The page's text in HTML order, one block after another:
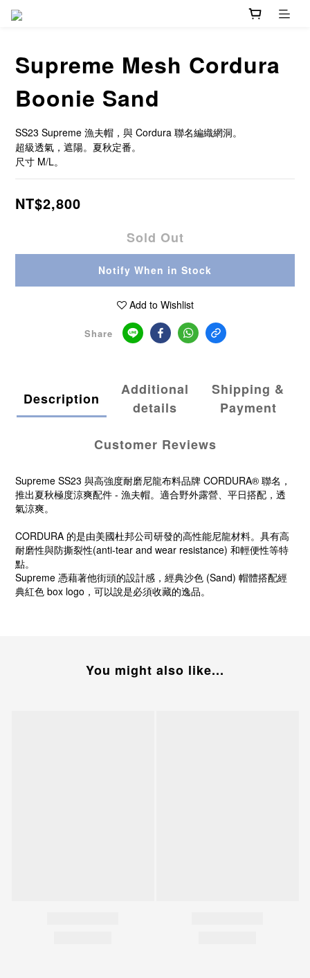
Supreme Mesh Cordura
Boonie Sand
SS23 Supreme 漁夫帽，與 Cordura 聯名編織網洞。
超級透氣，遮陽。夏秋定番。
尺寸 M/L。
NT$2,800
Sold Out
Notify When in Stock
Add to Wishlist
Share
Description
Additional
details
Shipping &
Payment
Customer Reviews
Supreme SS23 與高強度耐磨尼龍布料品牌 CORDURA® 聯名，
推出夏秋極度涼爽配件 - 漁夫帽。適合野外露營、平日搭配，透
氣涼爽。
CORDURA 的是由美國杜邦公司研發的高性能尼龍材料。具有高
耐磨性與防撕裂性(anti-tear and wear resistance) 和輕便性等特
點。
Supreme 憑藉著他街頭的設計感，經典沙色 (Sand) 帽體搭配經
典紅色 box logo，可以說是必須收藏的逸品。
You might also like...